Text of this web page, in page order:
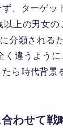
、ターゲッ
上の男女の
分類される
違うよう
ら時代背
わせて戦